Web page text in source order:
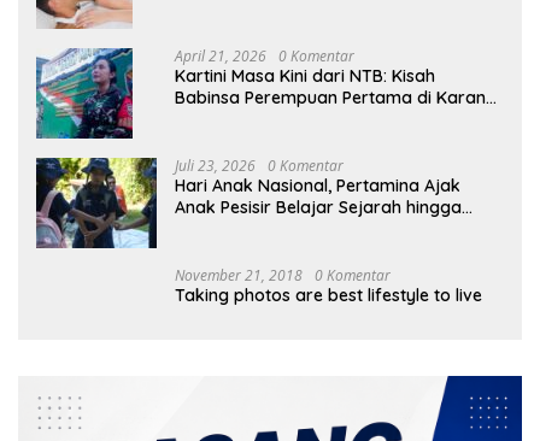
April 21, 2026 0 Komentar
Kartini Masa Kini dari NTB: Kisah
Babinsa Perempuan Pertama di Karang
Juli 23, 2026 0 Komentar
Hari Anak Nasional, Pertamina Ajak
Anak Pesisir Belajar Sejarah hingga
November 21, 2018 0 Komentar
Taking photos are best lifestyle to live